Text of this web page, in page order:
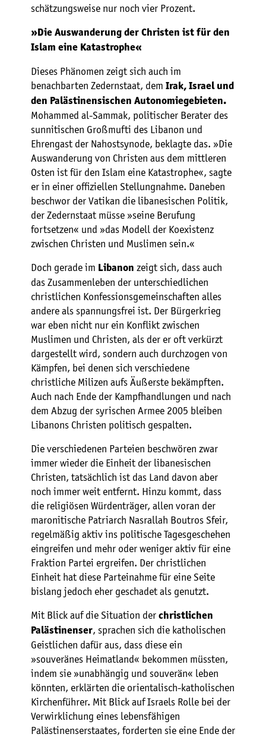
schätzungsweise nur noch vier Prozent.
»Die Auswanderung der Christen ist für den
Islam eine Katastrophe«
Dieses Phänomen zeigt sich auch im
benachbarten Zedernstaat, dem Irak, Israel und
den Palästinensischen Autonomiegebieten.
Mohammed al-Sammak, politischer Berater des
sunnitischen Großmufti des Libanon und
Ehrengast der Nahostsynode, beklagte das. »Die
Auswanderung von Christen aus dem mittleren
Osten ist für den Islam eine Katastrophe«, sagte
er in einer offiziellen Stellungnahme. Daneben
beschwor der Vatikan die libanesischen Politik,
der Zedernstaat müsse »seine Berufung
fortsetzen« und »das Modell der Koexistenz
zwischen Christen und Muslimen sein.«
Doch gerade im Libanon zeigt sich, dass auch
das Zusammenleben der unterschiedlichen
christlichen Konfessionsgemeinschaften alles
andere als spannungsfrei ist. Der Bürgerkrieg
war eben nicht nur ein Konflikt zwischen
Muslimen und Christen, als der er oft verkürzt
dargestellt wird, sondern auch durchzogen von
Kämpfen, bei denen sich verschiedene
christliche Milizen aufs Äußerste bekämpften.
Auch nach Ende der Kampfhandlungen und nach
dem Abzug der syrischen Armee 2005 bleiben
Libanons Christen politisch gespalten.
Die verschiedenen Parteien beschwören zwar
immer wieder die Einheit der libanesischen
Christen, tatsächlich ist das Land davon aber
noch immer weit entfernt. Hinzu kommt, dass
die religiösen Würdenträger, allen voran der
maronitische Patriarch Nasrallah Boutros Sfeir,
regelmäßig aktiv ins politische Tagesgeschehen
eingreifen und mehr oder weniger aktiv für eine
Fraktion Partei ergreifen. Der christlichen
Einheit hat diese Parteinahme für eine Seite
bislang jedoch eher geschadet als genutzt.
Mit Blick auf die Situation der christlichen
Palästinenser, sprachen sich die katholischen
Geistlichen dafür aus, dass diese ein
»souveränes Heimatland« bekommen müssten,
indem sie »unabhängig und souverän« leben
könnten, erklärten die orientalisch-katholischen
Kirchenführer. Mit Blick auf Israels Rolle bei der
Verwirklichung eines lebensfähigen
Palästinenserstaates, forderten sie eine Ende der